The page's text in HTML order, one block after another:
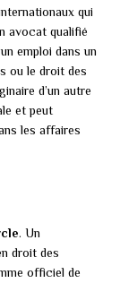
qui
avocat qualifié
emploi dans un
ou le droit des
d’un autre
et peut
les affaires
. Un
droit des
officiel de